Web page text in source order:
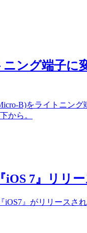
ング端子に
B)をライトニン
から。
iOS 7』リリー
iOS7』がリリースさ